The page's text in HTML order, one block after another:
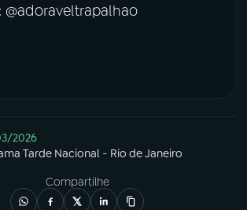
@adoraveltrapalhao
2026
Tarde Nacional - Rio de Janeiro
Compartilhe